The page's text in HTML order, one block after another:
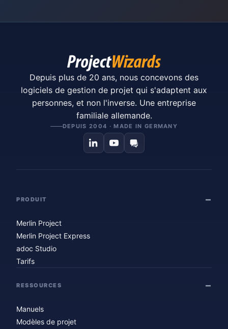
Depuis plus de 20 ans, nous concevons des
logiciels de gestion de projet qui s'adaptent aux
personnes, et non l'inverse. Une entreprise
familiale allemande.
DEPUIS 2004 · MADE IN GERMANY
PRODUIT
Merlin Project
Merlin Project Express
adoc Studio
Tarifs
RESSOURCES
Manuels
Modèles de projet